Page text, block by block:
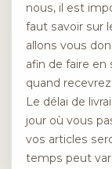
nous, il est
faut savoir sur
allons vous
afin de faire
quand
Le délai de
jour où vous
vos articles
temps peut